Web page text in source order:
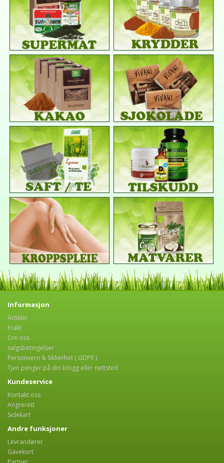
Informasjon
Artikler
Frakt
Om oss
salgsbetingelser
Personvern & Sikkerhet ( GDPR )
Tjen penger på din blogg eller nettsted
Kundeservice
Kontakt oss
Angrerett
Sidekart
Andre funksjoner
Levrandører
Gavekort